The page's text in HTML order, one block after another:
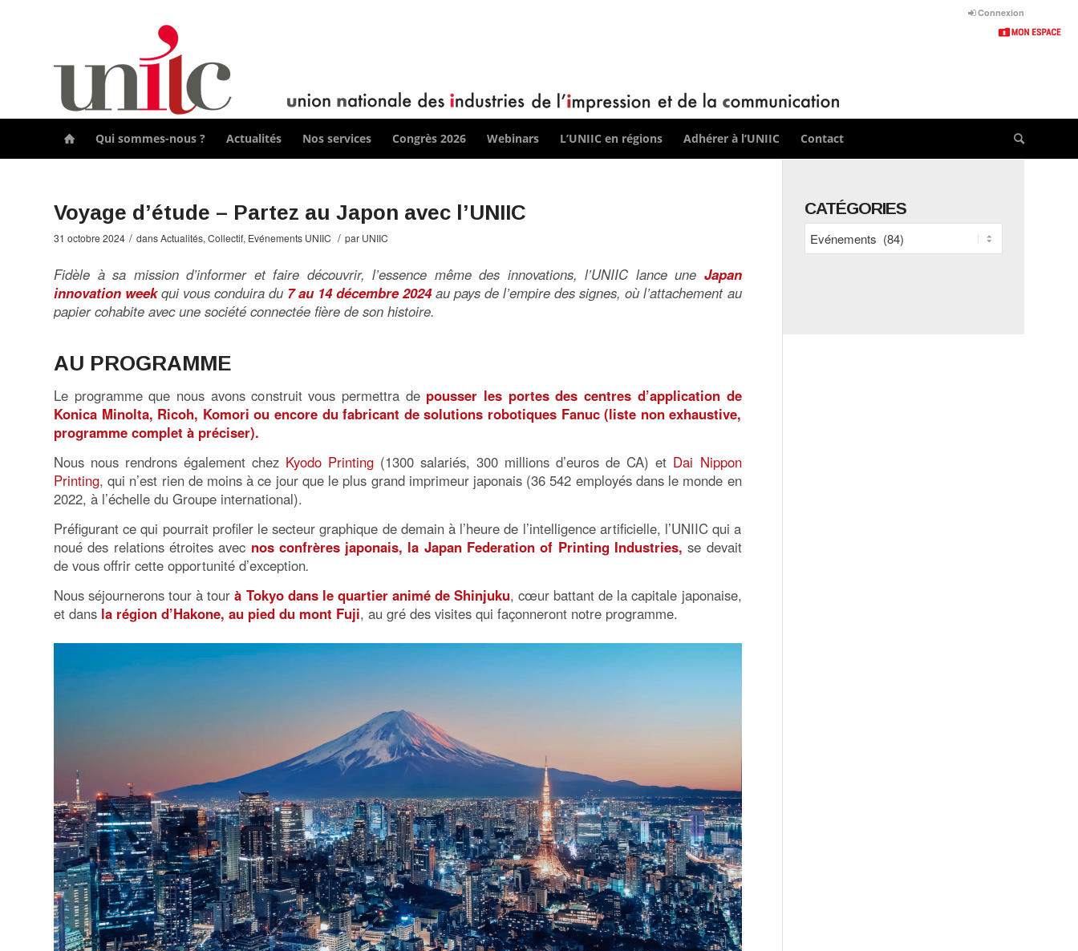
Connexion
 Qui sommes-nous ? Actualités Nos services Congrès 2026 Webinars L’UNIIC en régions Adhérer à l’UNIIC Contact
Voyage d’étude – Partez au Japon avec l’UNIIC
31 octobre 2024 / dansActualités, Collectif, Evénements UNIIC / par UNIIC
Fidèle à sa mission d’informer et faire découvrir, l’essence même des innovations, l’UNIIC lance une Japan
innovation weekqui vous conduira du 7 au 14 décembre 2024au pays de l’empire des signes, où l’attachement au
papier cohabite avec une société connectée fière de son histoire.
AU PROGRAMME
Le programme que nous avons construit vous permettra de pousser les portes des centres d’application de
Konica Minolta, Ricoh, Komori ou encore du fabricant de solutions robotiques Fanuc (liste non exhaustive,
programme complet à préciser).
Nous nous rendrons également chez Kyodo Printing (1300 salariés, 300 millions d’euros de CA) et Dai Nippon
Printing, qui n’est rien de moins à ce jour que le plus grand imprimeur japonais (36 542 employés dans le monde en
2022, à l’échelle du Groupe international).
Préfigurant ce qui pourrait profiler le secteur graphique de demain à l’heure de l’intelligence artificielle, l’UNIIC qui a
noué des relations étroites avec nos confrères japonais, la Japan Federation of Printing Industries, se devait
de vous offrir cette opportunité d’exception.
Nous séjournerons tour à tour à Tokyo dans le quartier animé de Shinjuku, cœur battant de la capitale japonaise,
et dans la région d’Hakone, au pied du mont Fuji, au gré des visites qui façonneront notre programme.
CATÉGORIES
Catégories